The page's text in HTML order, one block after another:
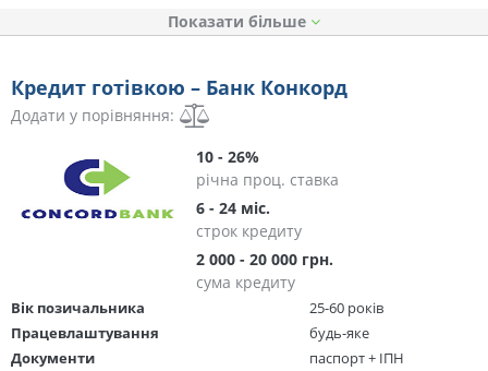
Показати
Кредит готівкою – Банк Конкорд
Додати у порівняння:
10 - 26%
річна проц. ставка
6 - 24 міс.
строк кредиту
2 000 - 20 000 грн.
сума кредиту
Вік позичальника
25-60 років
Працевлаштування
будь-яке
Документи
паспорт + ІПН